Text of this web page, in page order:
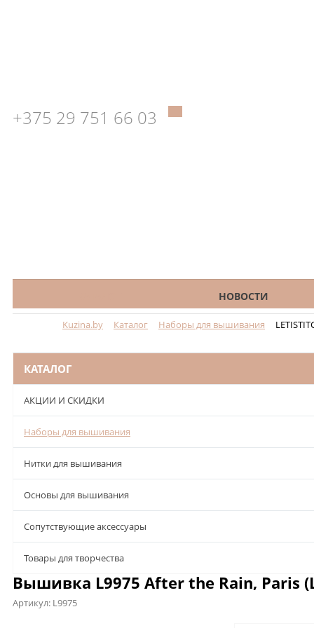
+375 29 751 66 03
НОВОСТИ
Kuzina.by Каталог Наборы для вышивания
КАТАЛОГ
АКЦИИ И СКИДКИ
Наборы для вышивания
Нитки для вышивания
Основы для вышивания
Сопутствующие аксессуары
Товары для творчества
Вышивка L9975 After the Rain, Paris
Артикул: L9975